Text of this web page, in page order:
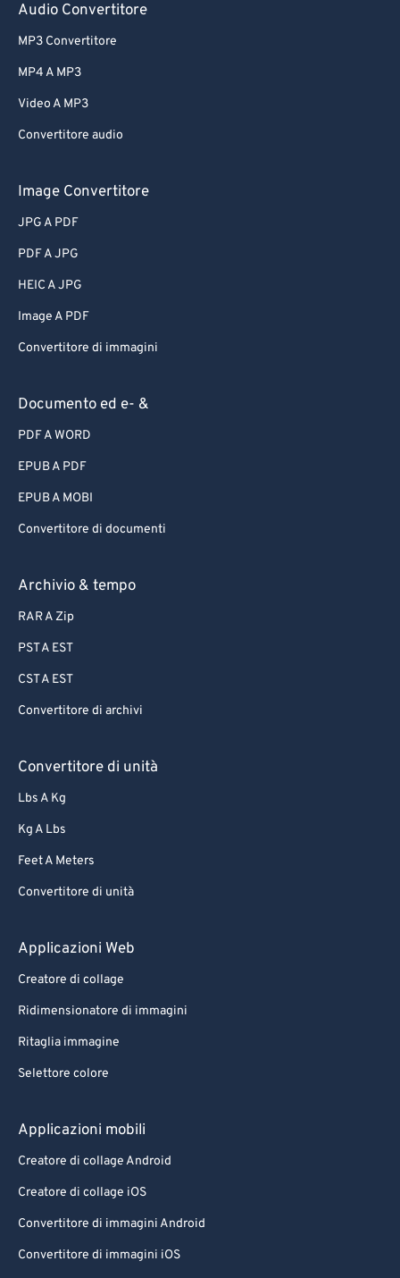
Audio Convertitore
MP3 Convertitore
MP4 A MP3
Video A MP3
Convertitore audio
Image Convertitore
JPG A PDF
PDF A JPG
HEIC A JPG
Image A PDF
Convertitore di immagini
Documento ed e- &
PDF A WORD
EPUB A PDF
EPUB A MOBI
Convertitore di documenti
Archivio & tempo
RAR A Zip
PST A EST
CST A EST
Convertitore di archivi
Convertitore di unità
Lbs A Kg
Kg A Lbs
Feet A Meters
Convertitore di unità
Applicazioni Web
Creatore di collage
Ridimensionatore di immagini
Ritaglia immagine
Selettore colore
Applicazioni mobili
Creatore di collage Android
Creatore di collage iOS
Convertitore di immagini Android
Convertitore di immagini iOS